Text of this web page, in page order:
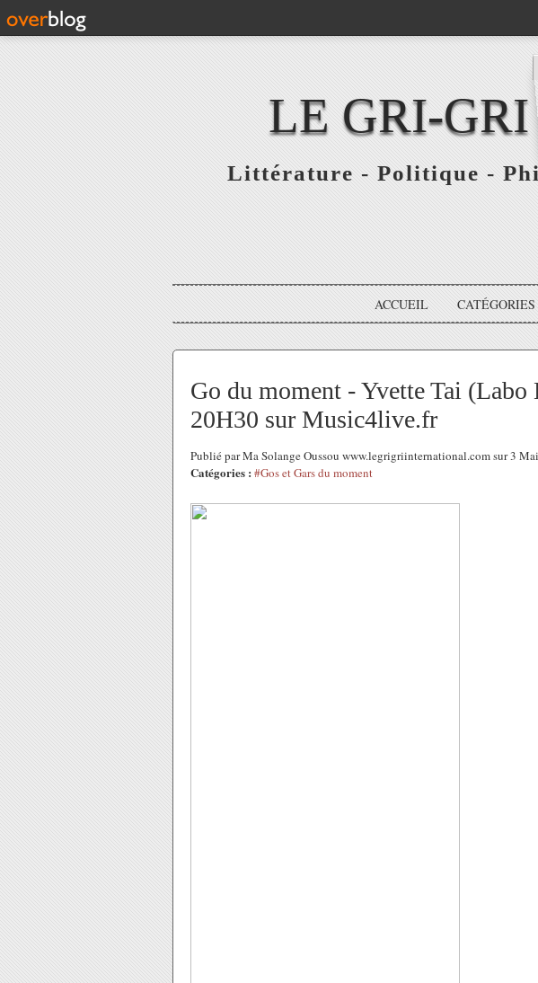
LE GRI-
Littérature - Politique -
ACCUEIL CATÉGORIES
Go du moment - Yvette Tai (Labo
20H30 sur Music4live.fr
Publié par Ma Solange Oussou www.legrigriinternational.com sur 3
Catégories : #Gos et Gars du moment